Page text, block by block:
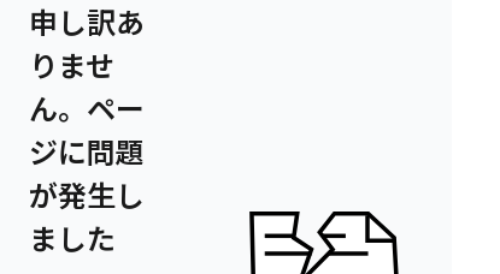
申し訳あ
りませ
ん。ペー
ジに問題
が発生し
ました